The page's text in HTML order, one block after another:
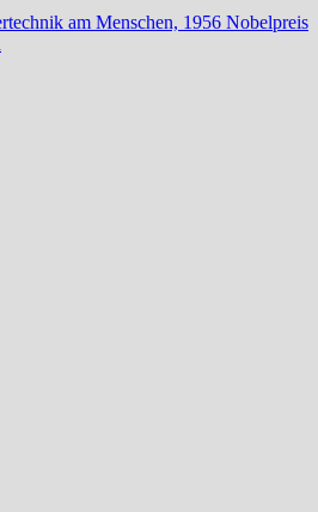
am Menschen, 1956 Nobelpreis